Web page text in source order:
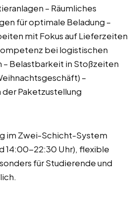
– Räumliches
für optimale Beladung –
mit Fokus auf Lieferzeiten
bei logistischen
– Belastbarkeit in Stoßzeiten
–
Paketzustellung
im Zwei-Schicht-System
14:00-22:30 Uhr), flexible
für Studierende und